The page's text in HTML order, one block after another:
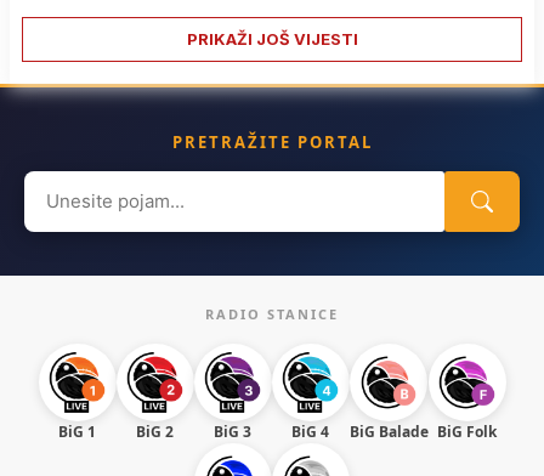
PRIKAŽI JOŠ VIJESTI
PRETRAŽITE PORTAL
Search
for:
RADIO STANICE
BiG 1 BiG 2 BiG 3 BiG 4 BiG Balade BiG Folk